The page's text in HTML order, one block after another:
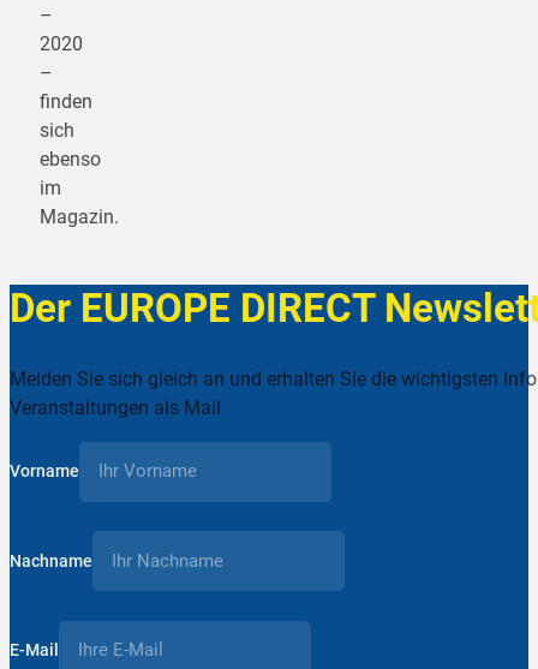
–
2020
–
finden
sich
ebenso
im
Magazin.
Der EUROPE DIRECT
Melden Sie sich gleich an und erhalten Sie die wichtigsten
Veranstaltungen als Mail
Vorname
Nachname
E-Mail